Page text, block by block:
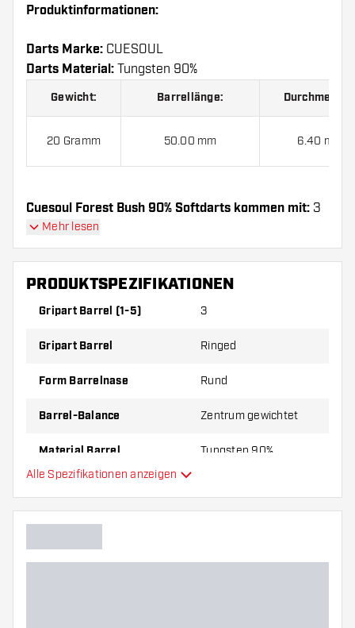
Produktinformationen:
Darts Marke: CUESOUL
Darts Material: Tungsten 90%
Gewicht: Barrellänge:
20 Gramm 50.00 mm 6.40 mm
Cuesoul Forest Bush 90% Softdarts kommen mit: 3
Barrels, 3 Flights und 3 Shafts.
Mehr lesen
PRODUKTSPEZIFIKATIONEN
Gripart Barrel (1-5) 3
Gripart Barrel Ringed
Form Barrelnase Rund
Barrel-Balance Zentrum gewichtet
Material Barrel Tungsten 90%
Dartspieler
Alle Spezifikationen anzeigen